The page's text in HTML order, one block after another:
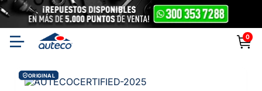
0
ORIGINAL